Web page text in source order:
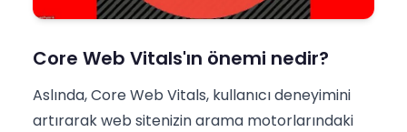
Core Web Vitals'ın önemi nedir?
Aslında, Core Web Vitals, kullanıcı deneyimini
artırarak web sitenizin arama motorlarındaki